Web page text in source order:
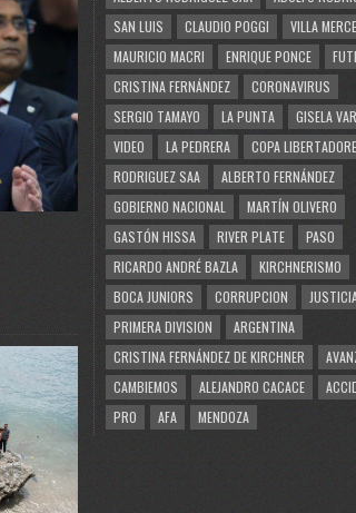
SAN LUIS
CLAUDIO POGGI
VILLA
MAURICIO MACRI
ENRIQUE PONCE
CRISTINA FERNÁNDEZ
CORONAVIRUS
SERGIO TAMAYO
LA PUNTA
GISELA
VIDEO
LA PEDRERA
COPA
RODRIGUEZ SAA
ALBERTO FERNÁNDEZ
GOBIERNO NACIONAL
MARTÍN OLIVERO
GASTÓN HISSA
RIVER PLATE
PASO
RICARDO ANDRÉ BAZLA
KIRCHNERISMO
BOCA JUNIORS
CORRUPCION
PRIMERA DIVISION
ARGENTINA
CRISTINA FERNÁNDEZ DE KIRCHNER
CAMBIEMOS
ALEJANDRO CACACE
PRO
AFA MENDOZA